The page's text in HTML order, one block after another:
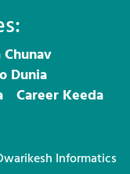
Dunia
Career Keeda
Informatics